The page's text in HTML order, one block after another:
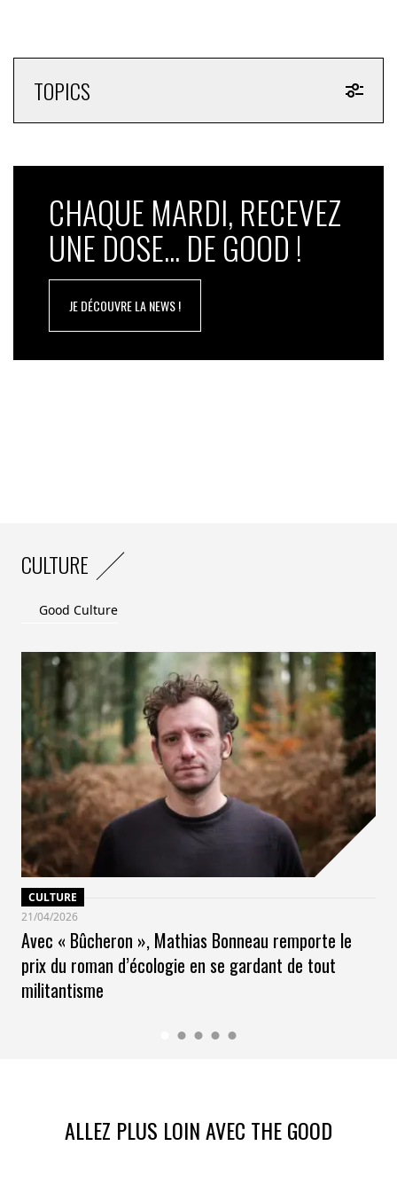
TOPICS
CHAQUE MARDI, RECEVEZ
UNE DOSE... DE GOOD !
JE DÉCOUVRE LA NEWS !
CULTURE
Good Culture
CULTURE
21/04/2026
Avec « Bûcheron », Mathias Bonneau remporte le
prix du roman d’écologie en se gardant de tout
militantisme
ALLEZ PLUS LOIN AVEC THE GOOD